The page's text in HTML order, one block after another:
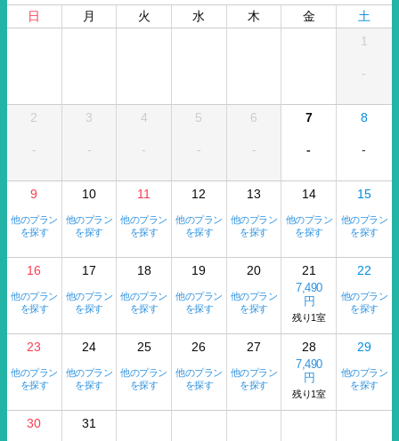
日 月 火 水 木 金
土
1
-
2
-
3
-
4
-
5
-
6
-
7
-
8
-
9
他のプラン
を探す
10
他のプラン
を探す
11
他のプラン
を探す
12
他のプラン
を探す
13
他のプラン
を探す
14
他のプラン
を探す
15
他のプラン
を探す
16
他のプラン
を探す
17
他のプラン
を探す
18
他のプラン
を探す
19
他のプラン
を探す
20
他のプラン
を探す
21
7,490
円
残り1室
22
他のプラン
を探す
23
他のプラン
を探す
24
他のプラン
を探す
25
他のプラン
を探す
26
他のプラン
を探す
27
他のプラン
を探す
28
7,490
円
残り1室
29
他のプラン
を探す
30 31